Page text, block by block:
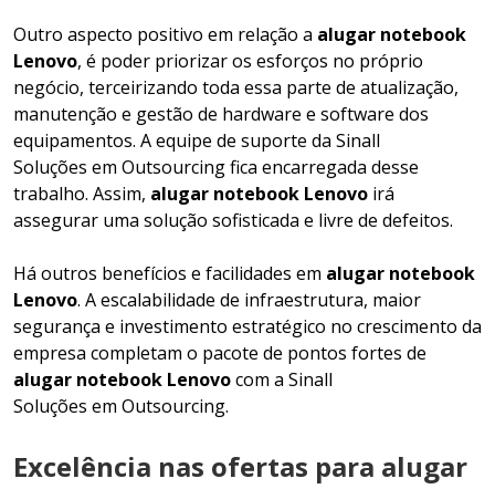
Outro aspecto positivo em relação a alugar notebook
Lenovo, é poder priorizar os esforços no próprio
negócio, terceirizando toda essa parte de atualização,
manutenção e gestão de hardware e software dos
equipamentos. A equipe de suporte da Sinall
Soluções em Outsourcing fica encarregada desse
trabalho. Assim, alugar notebook Lenovo irá
assegurar uma solução sofisticada e livre de defeitos.
Há outros benefícios e facilidades em alugar notebook
Lenovo. A escalabilidade de infraestrutura, maior
segurança e investimento estratégico no crescimento da
empresa completam o pacote de pontos fortes de
alugar notebook Lenovocom a Sinall
Soluções em Outsourcing.
Excelência nas ofertas para alugar